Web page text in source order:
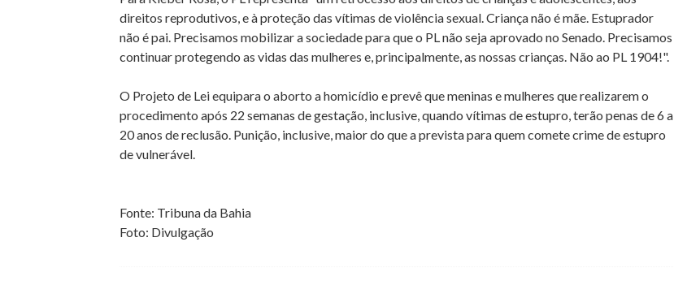
direitos reprodutivos, e à proteção das vítimas de violência sexual. Criança não é mãe. Estuprador
não é pai. Precisamos mobilizar a sociedade para que o PL não seja aprovado no Senado. Precisamos
continuar protegendo as vidas das mulheres e, principalmente, as nossas crianças. Não ao PL 1904!".
O Projeto de Lei equipara o aborto a homicídio e prevê que meninas e mulheres que realizarem o
procedimento após 22 semanas de gestação, inclusive, quando vítimas de estupro, terão penas de 6 a
20 anos de reclusão. Punição, inclusive, maior do que a prevista para quem comete crime de estupro
de vulnerável.
Fonte: Tribuna da Bahia
Foto: Divulgação